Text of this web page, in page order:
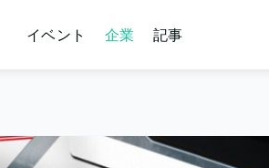
イベント 企業 記事